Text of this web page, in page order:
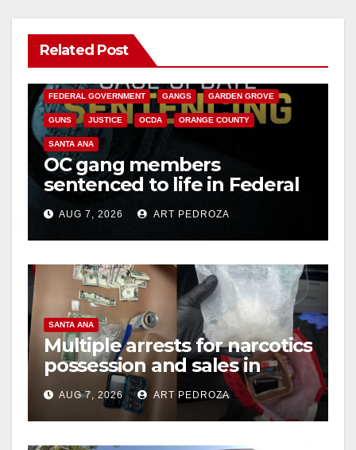
Related Post
ANAHEIM CALIFORNIA
FEDERAL GOVERNMENT GANGS GARDEN GROVE
GUNS JUSTICE OCDA ORANGE COUNTY
SANTA ANA
OC gang members
sentenced to life in Federal
prison over Mexican Mafia
hitAUG 7, 2026 ART PEDROZA
SANTA ANA
Multiple arrests for narcotics
possession and sales in
coastal OC
AUG 7, 2026 ART PEDROZA